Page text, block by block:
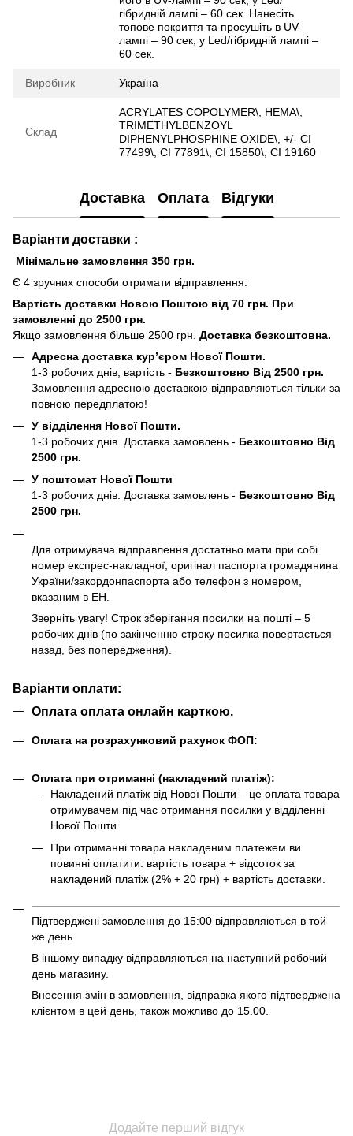
гібридній лампі – 60 сек. Нанесіть
топове покриття та просушіть в UV-
лампі – 90 сек, у Led/гібридній лампі –
60 сек.
Виробник Україна
Склад
ACRYLATES COPOLYMER\, HEMA\,
TRIMETHYLBENZOYL
DIPHENYLPHOSPHINE OXIDE\, +/- CI
77499\, CI 77891\, CI 15850\, CI 19160
Доставка Оплата Відгуки
Варіанти доставки :
Мінімальне замовлення 350 грн.
Є 4 зручних способи отримати відправлення:
Вартість доставки Новою Поштою від 70 грн. При
замовленні до 2500 грн.
Якщо замовлення більше 2500 грн. Доставка безкоштовна.
Адресна доставка кур’єром Нової Пошти.
1-3 робочих днів, вартість - Безкоштовно Від 2500 грн.
Замовлення адресною доставкою відправляються тільки за
повною передплатою!
У відділення Нової Пошти.
1-3 робочих днів. Доставка замовлень - Безкоштовно Від
2500 грн.
У поштомат Нової Пошти
1-3 робочих днів. Доставка замовлень - Безкоштовно Від
2500 грн.
Для отримувача відправлення достатньо мати при собі
номер експрес-накладної, оригінал паспорта громадянина
України/закордонпаспорта або телефон з номером,
вказаним в ЕН.
Зверніть увагу! Строк зберігання посилки на пошті – 5
робочих днів (по закінченню строку посилка повертається
назад, без попередження).
Варіанти оплати:
Оплата оплата онлайн карткою.
Оплата на розрахунковий рахунок ФОП:
Оплата при отриманні (накладений платіж):
Накладений платіж від Нової Пошти – це оплата товара
отримувачем під час отримання посилки у відділенні
Нової Пошти.
При отриманні товара накладеним платежем ви
повинні оплатити: вартість товара + відсоток за
накладений платіж (2% + 20 грн) + вартість доставки.
Підтверджені замовлення до 15:00 відправляються в той
же день
В іншому випадку відправляються на наступний робочий
день магазину.
Внесення змін в замовлення, відправка якого підтверджена
клієнтом в цей день, також можливо до 15.00.
Додайте перший відгук